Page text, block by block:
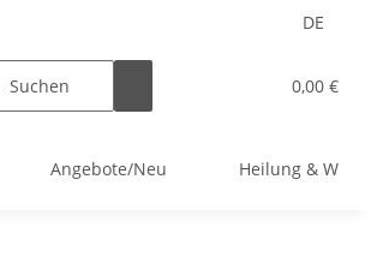
DE
0,00 €
Angebote/Neu Heilung &